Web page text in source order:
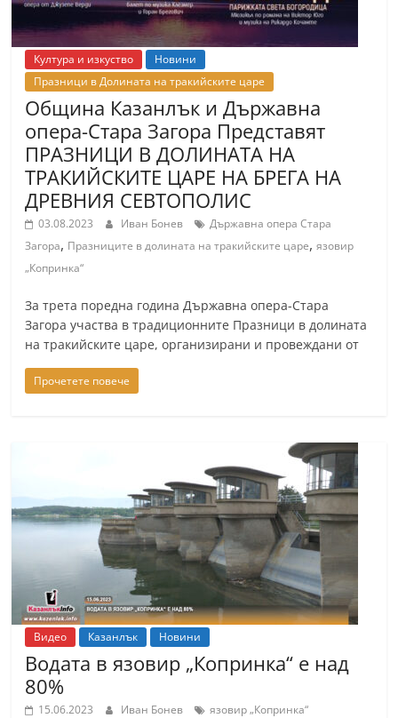
Култура и изкуство
Новини
Празници в Долината на тракийските царе
Община Казанлък и Държавна
опера-Стара Загора Представят
ПРАЗНИЦИ В ДОЛИНАТА НА
ТРАКИЙСКИТЕ ЦАРЕ НА БРЕГА НА
ДРЕВНИЯ СЕВТОПОЛИС
03.08.2023 Иван Бонев
Държавна опера Стара
Загора, Празниците в долината на тракийските царе,язовир
„Копринка“
За трета поредна година Държавна опера-Стара
Загора участва в традиционните Празници в долината
на тракийските царе, организирани и провеждани от
Прочетете повече
Видео Казанлък Новини
Водата в язовир „Копринка“ е над
80%
15.06.2023 Иван Бонев язовир „Копринка“